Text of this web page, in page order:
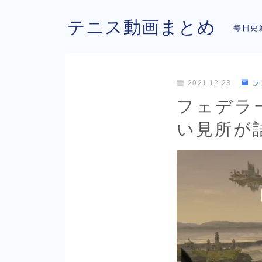
テニス動画まとめ 毎日更
2021.12.23 フ
フェデラ
い見所が